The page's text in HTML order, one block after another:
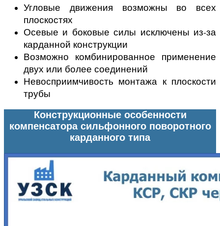
Угловые движения возможны во всех
плоскостях
Осевые и боковые силы исключены из-за
карданной конструкции
Возможно комбинированное применение
двух или более соединений
Невосприимчивость монтажа к плоскости
трубы
Конструкционные особенности
компенсатора сильфонного поворотного
карданного типа